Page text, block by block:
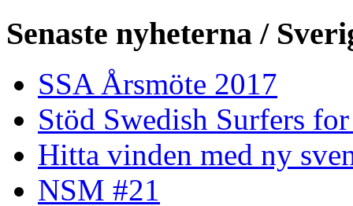
Senaste nyheterna /
SSA Årsmöte 2017
Stöd Swedish Surfers
Hitta vinden med ny
NSM #21